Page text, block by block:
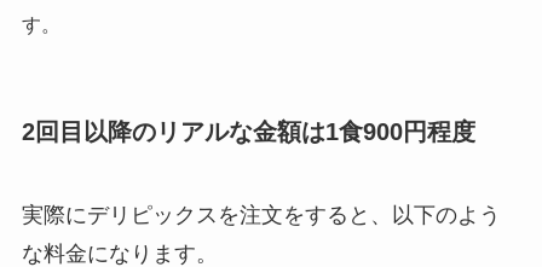
す。
2回目以降のリアルな金額は1食900円程度
実際にデリピックスを注文をすると、以下のよう
な料金になります。